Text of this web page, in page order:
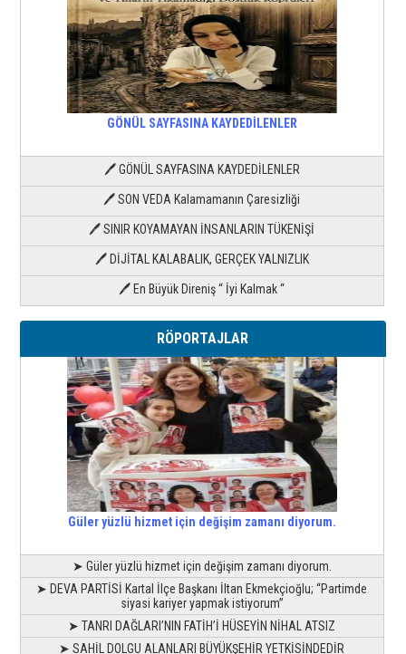
GÖNÜL SAYFASINA KAYDEDİLENLER
🖊 GÖNÜL SAYFASINA KAYDEDİLENLER
🖊 SON VEDA Kalamamanın Çaresizliği
🖊 SINIR KOYAMAYAN İNSANLARIN TÜKENİŞİ
🖊 DİJİTAL KALABALIK, GERÇEK YALNIZLIK
🖊 En Büyük Direniş “ İyi Kalmak “
RÖPORTAJLAR
Güler yüzlü hizmet için değişim zamanı diyorum.
➤ Güler yüzlü hizmet için değişim zamanı diyorum.
➤ DEVA PARTİSİ Kartal İlçe Başkanı İltan Ekmekçioğlu; “Partimde
siyasi kariyer yapmak istiyorum”
➤ TANRI DAĞLARI’NIN FATİH’İ HÜSEYİN NİHAL ATSIZ
➤ SAHİL DOLGU ALANLARI BÜYÜKŞEHİR YETKİSİNDEDİR